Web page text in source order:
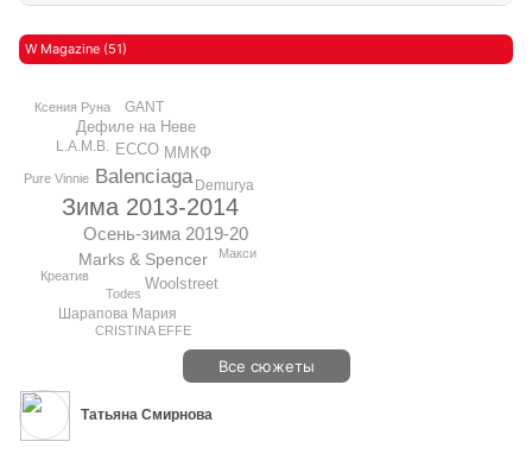
W Magazine (51)
Зима 2013-2014
Balenciaga
Осень-зима 2019-20
Marks & Spencer
ММКФ
ECCO
Дефиле на Неве
Woolstreet
Шарапова Мария
Demurya
GANT
L.A.M.B.
Pure Vinnie
Todes
Ксения Руна
Креатив
CRISTINA EFFE
Макси
Все сюжеты
Татьяна Смирнова